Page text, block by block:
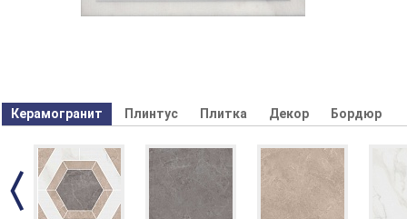
Керамогранит Плинтус Плитка Декор Бордюр